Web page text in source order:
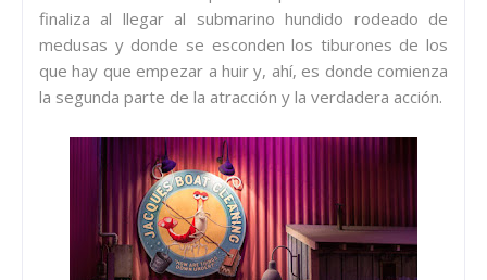
finaliza al llegar al submarino hundido rodeado de
medusas y donde se esconden los tiburones de los
que hay que empezar a huir y, ahí, es donde comienza
la segunda parte de la atracción y la verdadera acción.